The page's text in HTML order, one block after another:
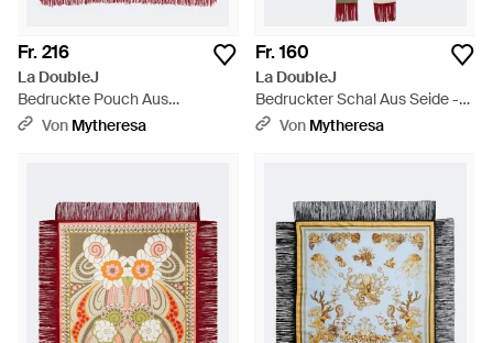
Fr. 216
La DoubleJ
Bedruckte Pouch Aus
Baumwoll-Canvas - Grün
Von Mytheresa
Fr. 160
La DoubleJ
Bedruckter Schal Aus Seide -
WeißVon Mytheresa